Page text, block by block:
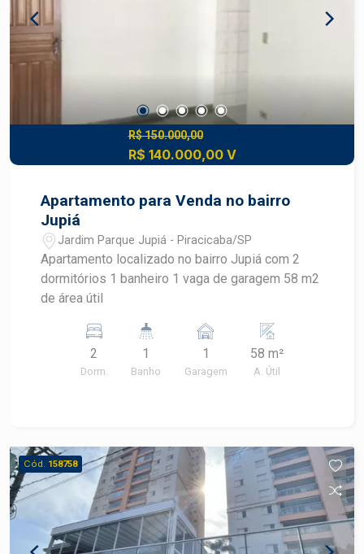
R$ 150.000,00
R$ 140.000,00 V
Apartamento para Venda no bairro
Jupiá
Jardim Parque Jupiá - Piracicaba/SP
Apartamento localizado no bairro Jupiá com 2
dormitórios 1 banheiro 1 vaga de garagem 58 m2
de área útil
2
Dorm.
1
Banho
1
Garagem
58 m²
A. Útil
Cód. 158758